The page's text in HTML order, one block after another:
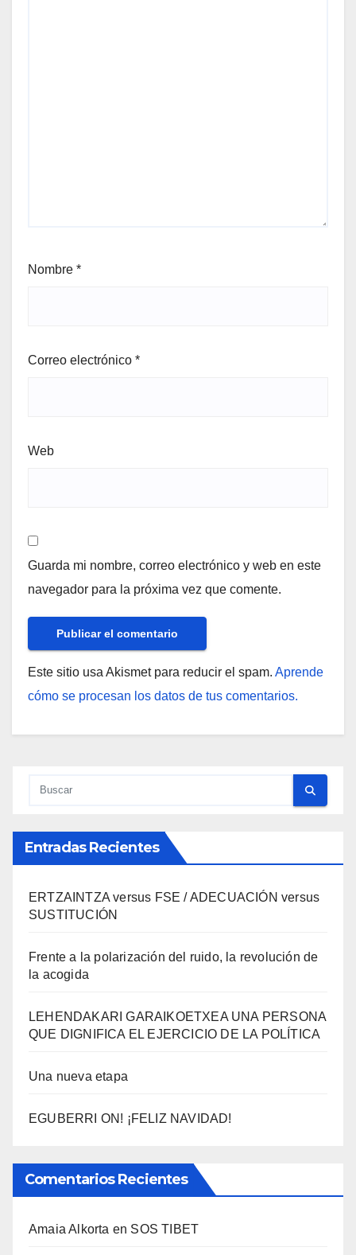
Nombre *
Correo electrónico *
Web
Guarda mi nombre, correo electrónico y web en este
navegador para la próxima vez que comente.
Este sitio usa Akismet para reducir el spam. Aprende
cómo se procesan los datos de tus comentarios.
Entradas Recientes
ERTZAINTZA versus FSE / ADECUACIÓN versus
SUSTITUCIÓN
Frente a la polarización del ruido, la revolución de
la acogida
LEHENDAKARI GARAIKOETXEA UNA PERSONA
QUE DIGNIFICA EL EJERCICIO DE LA POLÍTICA
Una nueva etapa
EGUBERRI ON! ¡FELIZ NAVIDAD!
Comentarios Recientes
Amaia Alkorta en SOS TIBET